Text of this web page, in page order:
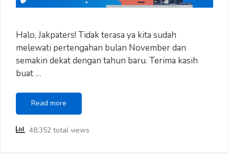
Halo, Jakpaters! Tidak terasa ya kita sudah
melewati pertengahan bulan November dan
semakin dekat dengan tahun baru. Terima kasih
buat …
Read more
Waktunya!
Akan
48,352 total views